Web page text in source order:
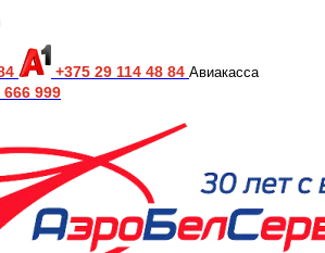
+375 29 114 48 84 Авиакасса
666 999